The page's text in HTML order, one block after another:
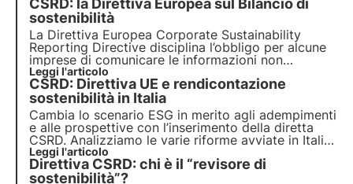
cui si rivolge la nuova Direttiva. Scegli 3Bee per il
tuo bilancio di sostenibilità.
CSRD: la Direttiva Europea sul Bilancio di
sostenibilità
La Direttiva Europea Corporate Sustainability
Reporting Directive disciplina l’obbligo per alcune
imprese di comunicare le informazioni non
finanziarie tramite la redazione di un Bilancio di
sostenibilità. Approfondiamo gli obiettivi della
CSRD e le modalità con cui le aziende dovranno
raggiungerli.
Leggi l'articolo
CSRD: Direttiva UE e rendicontazione
sostenibilità in Italia
Cambia lo scenario ESG in merito agli adempimenti
e alle prospettive con l’inserimento della diretta
CSRD. Analizziamo le varie riforme avviate in Italia
con l’obiettivo di raggiungere una posizione di
vantaggio rispetto agli altri paesi UE sulla
transizione sostenibile.
Leggi l'articolo
Direttiva CSRD: chi è il “revisore di
sostenibilità”?